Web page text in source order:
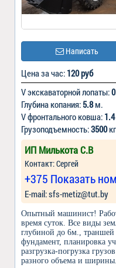
Написать
Цена за час: 120 руб
V экскаваторной лопаты:
Глубина копания: 5.8м.
V фронтального ковша: 1.4
Грузоподъемность:3500
ИП Милькота C.В
Контакт: Сергей
+375 Показать
Е-mail: sfs-metiz@tut.by
Опытный машинист!
время суток. Все виды
глубиной до 6м., траншей
фундамент, планировка
разгрузка-погрузка
разного объема и ширины.